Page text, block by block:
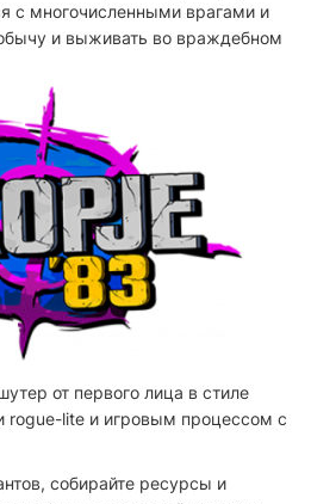
с многочисленными врагами и
и выживать во враждебном
от первого лица в стиле
rogue-lite и игровым процессом с
собирайте ресурсы и